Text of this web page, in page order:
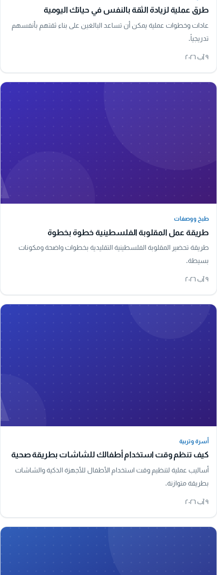
طرق عملية لزيادة الثقة بالنفس في حياتك اليومية
عادات وخطوات عملية يمكن أن تساعد البالغين على بناء ثقتهم بأنفسهم
تدريجياً.
٩ آب ٢٠٢٦
طبخ ووصفات
طريقة عمل المقلوبة الفلسطينية خطوة بخطوة
طريقة تحضير المقلوبة الفلسطينية التقليدية بخطوات واضحة ومكونات
بسيطة.
٩ آب ٢٠٢٦
أسرة وتربية
كيف تنظم وقت استخدام أطفالك للشاشات بطريقة صحية
أساليب عملية لتنظيم وقت استخدام الأطفال للأجهزة الذكية والشاشات
بطريقة متوازنة.
٩ آب ٢٠٢٦